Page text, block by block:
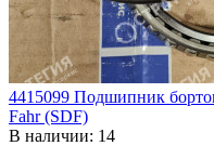
4415099 Подшипник
Fahr (SDF)
В наличии: 14